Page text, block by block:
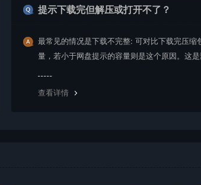
提示下载完但解压或打开不了？
最常见的情况是下载不完整: 可对比下载完压缩
量，若小于网盘提示的容量则是这个原因。这
查看详情